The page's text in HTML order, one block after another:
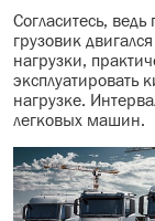
Согласитесь,
грузовик
нагрузки,
эксплуатировать
нагрузке.
легковых машин.